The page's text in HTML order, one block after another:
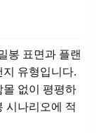
봉 표면과 플랜
유형입니다.
몰 없이 평평하
시나리오에 적